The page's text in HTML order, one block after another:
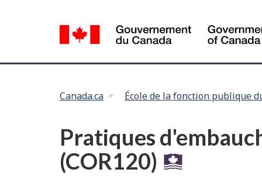
selection
Canada.ca École de la fonction publique
Pratiques
(COR120)